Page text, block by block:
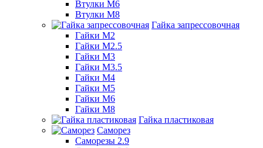
Втулки М6
Втулки М8
Гайка запрессовочная
Гайки М2
Гайки М2.5
Гайки М3
Гайки М3.5
Гайки М4
Гайки М5
Гайки М6
Гайки М8
Гайка пластиковая
Саморез
Саморезы 2.9